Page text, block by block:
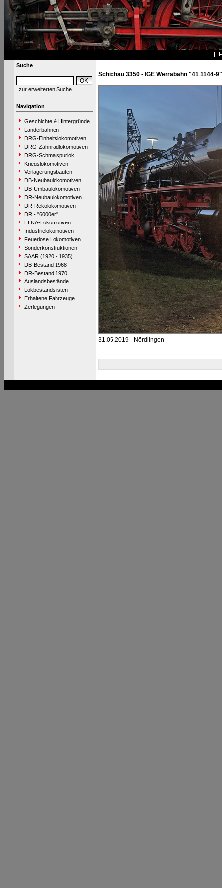
Suche
zur erweiterten Suche
Navigation
Geschichte & Hintergründe
Länderbahnen
DRG-Einheitslokomotiven
DRG-Zahnradlokomotiven
DRG-Schmalspurlok.
Kriegslokomotiven
Verlagerungsbauten
DB-Neubaulokomotiven
DB-Umbaulokomotiven
DR-Neubaulokomotiven
DR-Rekolokomotiven
DR - "6000er"
ELNA-Lokomotiven
Industrielokomotiven
Feuerlose Lokomotiven
Sonderkonstruktionen
SAAR (1920 - 1935)
DB-Bestand 1968
DR-Bestand 1970
Auslandsbestände
Lokbestandslisten
Erhaltene Fahrzeuge
Zerlegungen
Schichau 3350 - IGE Werrabahn "41 1144-9"
31.05.2019 - Nördlingen